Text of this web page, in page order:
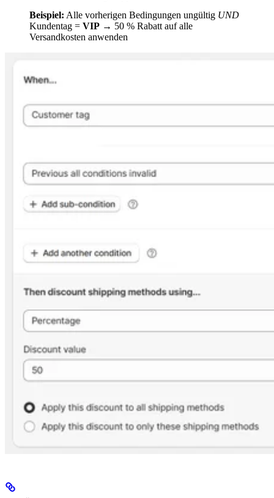
Beispiel: Alle vorherigen Bedingungen ungültig UND
Kundentag = VIP → 50 % Rabatt auf alle
Versandkosten anwenden